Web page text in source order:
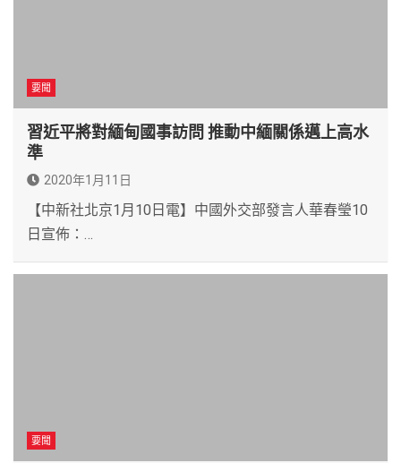
要聞
習近平將對緬甸國事訪問 推動中緬關係邁上高水
準
2020年1月11日
【中新社北京1月10日電】中國外交部發言人華春瑩10
日宣佈：…
要聞